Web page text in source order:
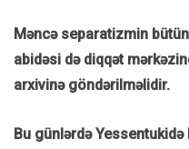
Məncə separatizmin
abidəsi də diqqət
arxivinə göndərilməlidir.
Bu günlərdə Yessentukidə